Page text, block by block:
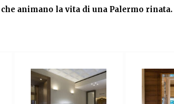
animano la vita di una Palermo rinata.